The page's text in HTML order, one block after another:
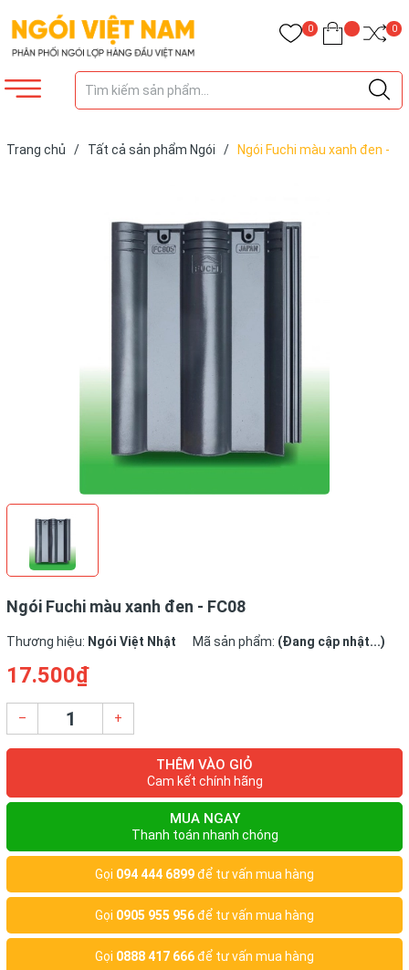
0 0
Trang chủ / Tất cả sản phẩm Ngói /
Ngói Fuchi màu xanh đen -
Ngói Fuchi màu xanh đen - FC08
Thương hiệu: Ngói Việt Nhật Mã sản phẩm: (Đang cập nhật...)
17.500₫
– +
THÊM VÀO GIỎ
Cam kết chính hãng
MUA NGAY
Thanh toán nhanh chóng
Gọi 094 444 6899để tư vấn mua hàng
Gọi 0905 955 956để tư vấn mua hàng
Gọi 0888 417 666để tư vấn mua hàng